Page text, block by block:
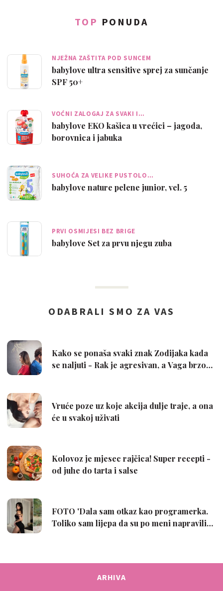
TOP PONUDA
NJEŽNA ZAŠTITA POD SUNCEM
babylove ultra sensitive sprej za sunčanje
SPF 50+
VOĆNI ZALOGAJ ZA SVAKI I…
babylove EKO kašica u vrećici – jagoda,
borovnica i jabuka
SUHOĆA ZA VELIKE PUSTOLO…
babylove nature pelene junior, vel. 5
PRVI OSMIJESI BEZ BRIGE
babylove Set za prvu njegu zuba
ARHIVA